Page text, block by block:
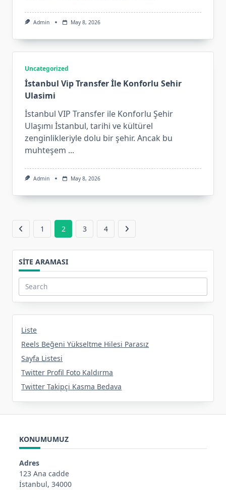
Admin May 8, 2026
Uncategorized
İstanbul Vip Transfer İle Konforlu Sehir
Ulasimi
İstanbul VIP Transfer ile Konforlu Şehir
Ulaşımı İstanbul, tarihi ve kültürel
zenginlikleriyle dolu bir şehir. Ancak bu
muhteşem ...
Admin May 8, 2026
1 2 3 4
SITE ARAMASI
Search
for:
Liste
Reels Beğeni Yükseltme Hilesi Parasız
Sayfa Listesi
Twitter Profil Foto Kaldırma
Twitter Takipçi Kasma Bedava
KONUMUMUZ
Adres
123 Ana cadde
İstanbul, 34000